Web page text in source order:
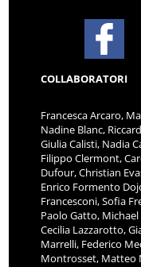
COLLABORATORI
Francesca Arcaro,
Nadine Blanc,
Giulia Calisti, Nadia
Filippo Clermont,
Dufour, Christian
Enrico Formento
Francesconi, Sofia
Paolo Gatto,
Cecilia Lazzarotto,
Marrelli, Federico
Montrosset, Matteo